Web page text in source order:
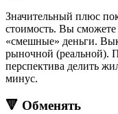
Значительный плюс
стоимость. Вы сможете
«смешные» деньги.
рыночной (реальной).
перспектива делить
минус.
🔻 Обменять